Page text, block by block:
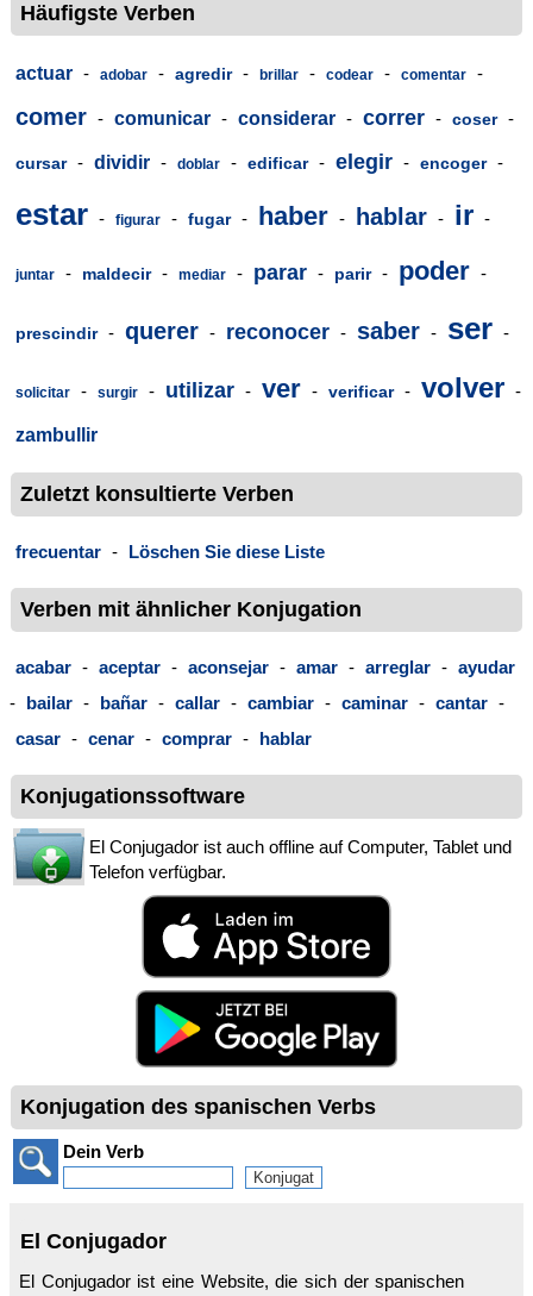
Häufigste Verben
actuar - adobar - agredir - brillar - codear - comentar -
comer - comunicar - considerar - correr - coser -
cursar - dividir - doblar - edificar - elegir - encoger -
estar - figurar - fugar - haber - hablar - ir -
juntar - maldecir - mediar - parar - parir - poder -
prescindir - querer - reconocer - saber - ser -
solicitar - surgir - utilizar - ver - verificar - volver -
zambullir
Zuletzt konsultierte Verben
frecuentar - Löschen Sie diese Liste
Verben mit ähnlicher Konjugation
acabar - aceptar - aconsejar - amar - arreglar - ayudar
- bailar - bañar - callar - cambiar - caminar - cantar -
casar - cenar - comprar - hablar
Konjugationssoftware
El Conjugador ist auch offline auf Computer, Tablet und
Telefon verfügbar.
Konjugation des spanischen Verbs
Dein Verb
El Conjugador
El Conjugador ist eine Website, die sich der spanischen